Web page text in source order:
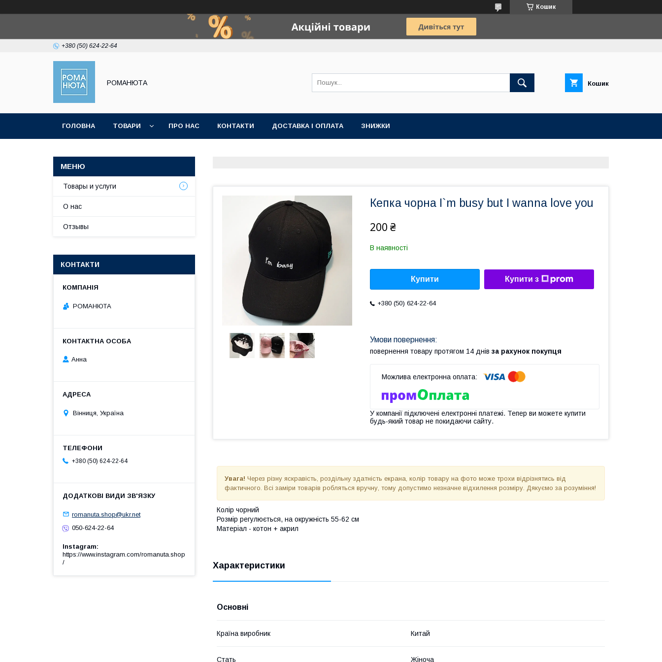
Кошик
+380 (50) 624-22-64
РОМАНЮТА Кошик
ГОЛОВНА ТОВАРИ ПРО НАС КОНТАКТИ ДОСТАВКА І ОПЛАТА ЗНИЖКИ
Кепка чорна I`m busy but I wanna love you
200 ₴
В наявності
Купити Купити з
+380 (50) 624-22-64
повернення товару протягом 14 днів за рахунок покупця
У компанії підключені електронні платежі. Тепер ви можете купити
будь-який товар не покидаючи сайту.
Увага! Через різну яскравість, роздільну здатність екрана, колір товару на фото може трохи відрізнятись від
фактичного. Всі заміри товарів робляться вручну, тому допустимо незначне відхилення розміру. Дякуємо за розуміння!
Колір чорний
Розмір регулюється, на окружність 55-62 см
Матеріал - котон + акрил
Характеристики
Основні
Країна виробник Китай
Стать Жіноча
Товары и услуги
О нас
Отзывы
КОНТАКТИ
РОМАНЮТА
Анна
Вінниця, Україна
+380 (50) 624-22-64
romanuta.shop@ukr.net
050-624-22-64
Instagram
https://www.instagram.com/romanuta.shop
/